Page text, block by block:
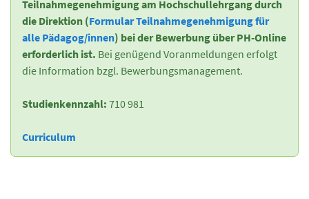
Teilnahmegenehmigung am Hochschullehrgang durch
die Direktion (Formular Teilnahmegenehmigung für
alle Pädagog/innen) bei der Bewerbung über PH-Online
erforderlich ist. Bei genügend Voranmeldungen erfolgt
die Information bzgl. Bewerbungsmanagement.
Studienkennzahl: 710 981
Curriculum